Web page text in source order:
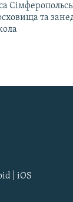
та
| iOS